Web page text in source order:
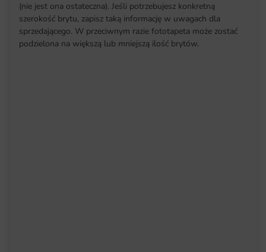
(nie jest ona ostateczna). Jeśli potrzebujesz konkretną
szerokość brytu, zapisz taką informację w uwagach dla
sprzedającego. W przeciwnym razie fototapeta może zostać
podzielona na większą lub mniejszą ilość brytów.